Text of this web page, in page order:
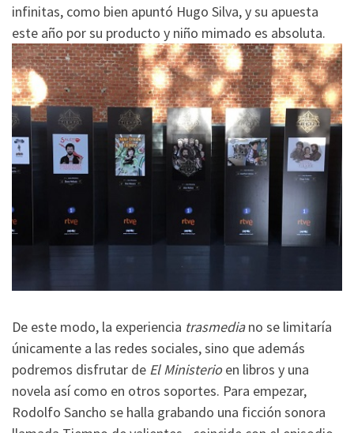
infinitas, como bien apuntó Hugo Silva, y su apuesta
este año por su producto y niño mimado es absoluta.
De este modo, la experiencia trasmediano se limitaría
únicamente a las redes sociales, sino que además
podremos disfrutar de El Ministerioen libros y una
novela así como en otros soportes. Para empezar,
Rodolfo Sancho se halla grabando una ficción sonora